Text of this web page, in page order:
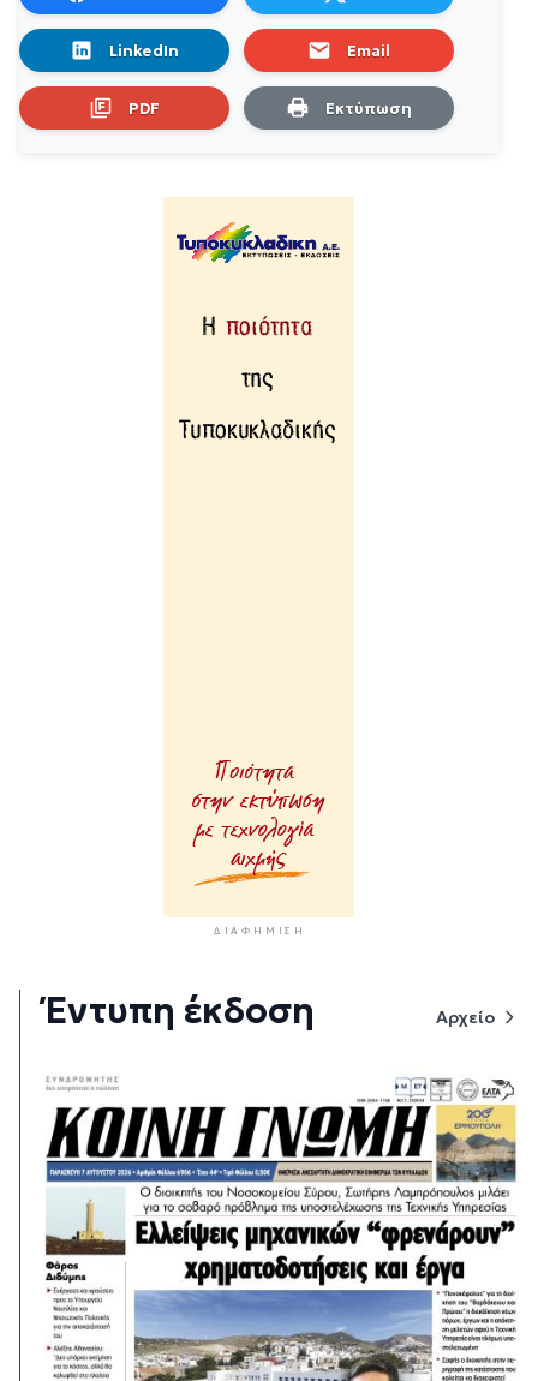
LinkedIn Email
PDF Εκτύπωση
ΔΙΑΦΉΜΙΣΗ
Έντυπη έκδοση Αρχείο